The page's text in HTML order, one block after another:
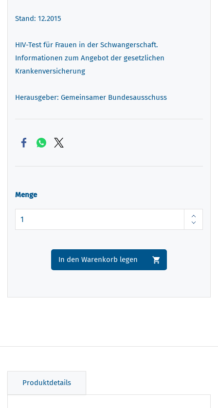
Stand: 12.2015
HIV-Test für Frauen in der Schwangerschaft.
Informationen zum Angebot der gesetzlichen
Krankenversicherung
Herausgeber: Gemeinsamer Bundesausschuss
Menge
In den Warenkorb legen
Produktdetails